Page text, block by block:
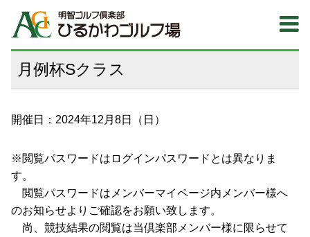
月例杯Sクラス
開催日：2024年12月8日（日）
※閲覧パスワードはログインパスワードとは異なりま
す。
閲覧パスワードはメンバーマイページ内メンバー様へ
のお知らせよりご確認をお願い致します。
尚、競技結果の閲覧は当倶楽部メンバー様に限らせて